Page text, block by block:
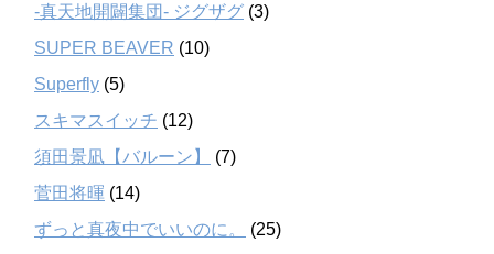
-真天地開闢集団- ジグザグ (3)
SUPER BEAVER (10)
Superfly (5)
スキマスイッチ (12)
須田景凪【バルーン】
(7)
菅田将暉 (14)
ずっと真夜中でいいのに。
(25)